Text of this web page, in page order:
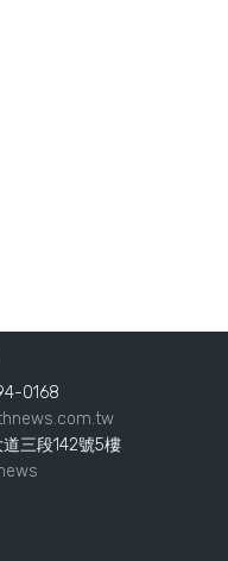
0168
三段142號5樓